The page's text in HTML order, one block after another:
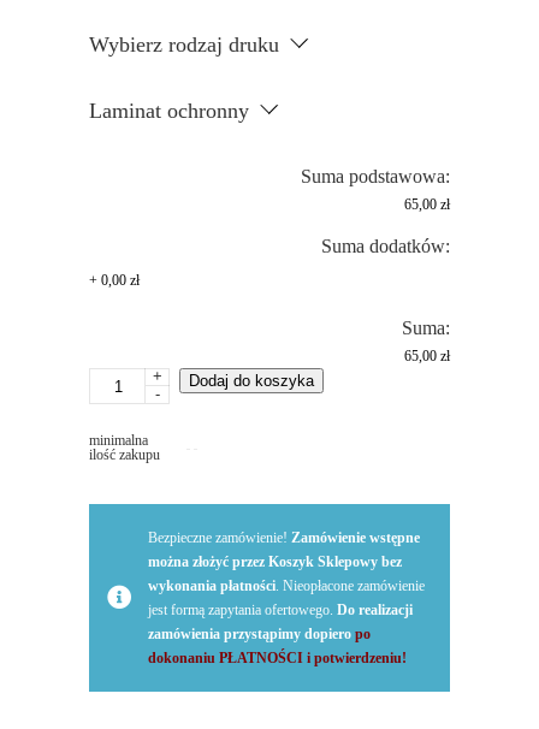
Wybierz rodzaj druku
Laminat ochronny
Suma podstawowa:
65,00 zł
Suma dodatków:
+ 0,00 zł
Suma:
65,00 zł
Naklejki
–
+
-
Dodaj do koszyka
minimalna
ilość zakupu
Bezpieczne zamówienie! Zamówienie wstępne
można złożyć przez Koszyk Sklepowy bez
wykonania płatności. Nieopłacone zamówienie
jest formą zapytania ofertowego. Do realizacji
zamówienia przystąpimy dopiero po
dokonaniu PŁATNOŚCI i potwierdzeniu!